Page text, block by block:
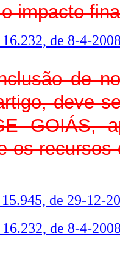
impacto
16.232, de 8-4-
de
deve
GOIÁS,
os
15.945, de 29-12-
16.232, de 8-4-